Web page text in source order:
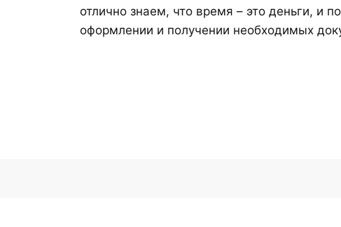
отлично знаем, что время – это деньги, и
оформлении и получении необходимых